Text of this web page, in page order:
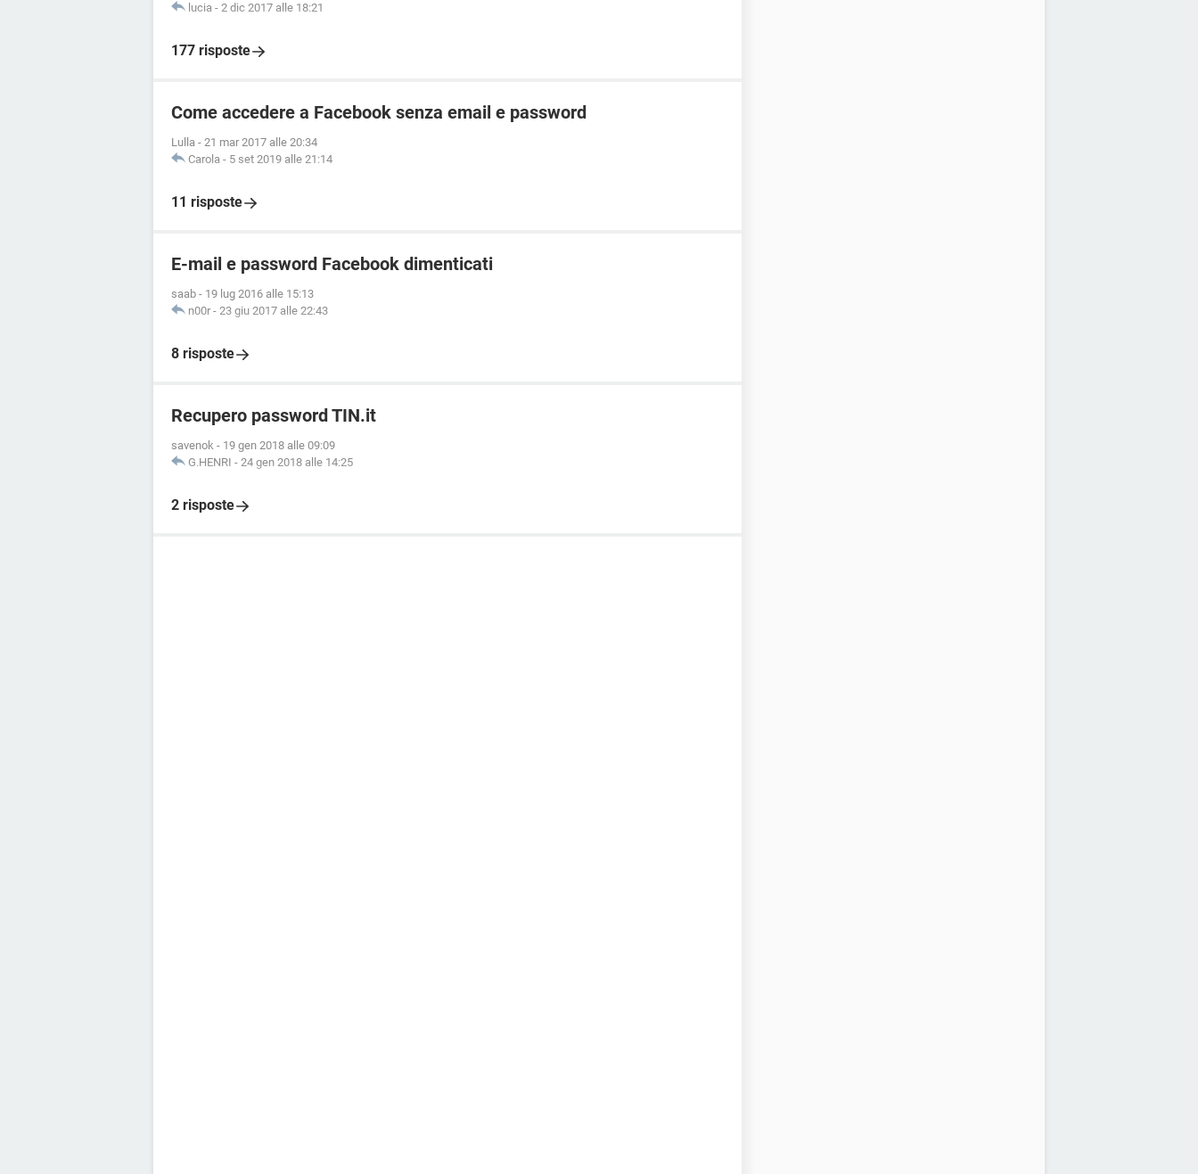
lucia - 2 dic 2017 alle 18:21
177 risposte
Come accedere a Facebook senza email e password
Lulla - 21 mar 2017 alle 20:34
Carola - 5 set 2019 alle 21:14
11 risposte
E-mail e password Facebook dimenticati
saab - 19 lug 2016 alle 15:13
n00r - 23 giu 2017 alle 22:43
8 risposte
Recupero password TIN.it
savenok - 19 gen 2018 alle 09:09
G.HENRI - 24 gen 2018 alle 14:25
2 risposte